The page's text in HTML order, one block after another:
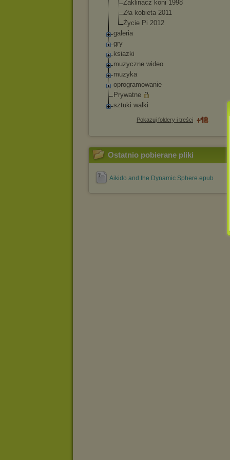
Zaklinacz koni 1998
Zła kobieta 2011
Życie Pi 2012
galeria
gry
ksiazki
muzyczne wideo
muzyka
oprogramowanie
Prywatne
sztuki walki
Pokazuj foldery i treści
Ostatnio pobierane pliki
Aikido and the Dynamic Sphere.epub